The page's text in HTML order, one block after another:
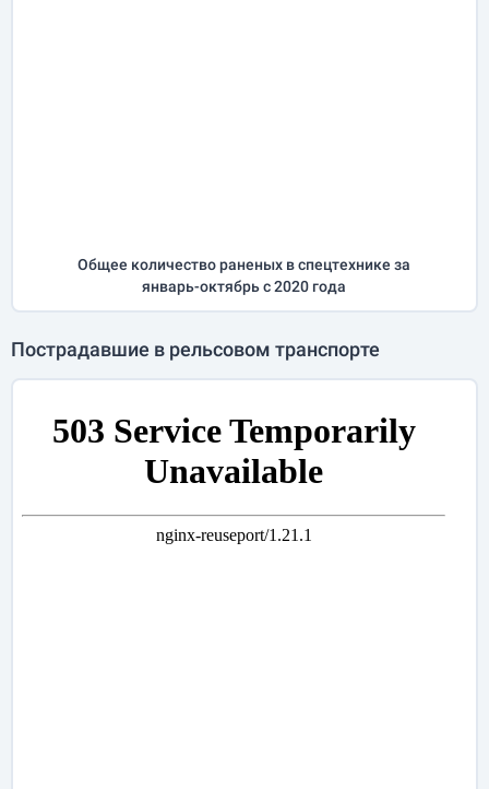
Общее количество раненых в спецтехнике за
январь-октябрьс 2020 года
Пострадавшие в рельсовом транспорте